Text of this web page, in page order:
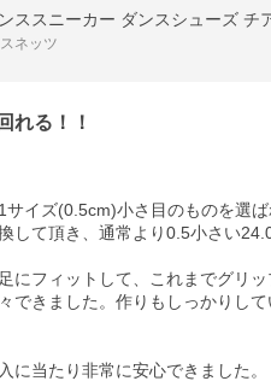
ススニーカー ダンスシューズ
ネッツ
れる！！
イズ(0.5cm)小さ目のものを選ば
して頂き、通常より0.5小さい
にフィットして、これまでグリ
できました。作りもしっかりし
に当たり非常に安心できました。